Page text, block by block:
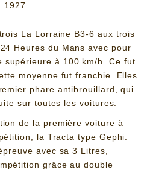
1927
La Lorraine B3-6 aux trois
Heures du Mans avec pour
supérieure à 100 km/h. Ce fut
moyenne fut franchie. Elles
phare antibrouillard, qui
sur toutes les voitures.
de la première voiture à
la Tracta type Gephi.
avec sa 3 Litres,
grâce au double